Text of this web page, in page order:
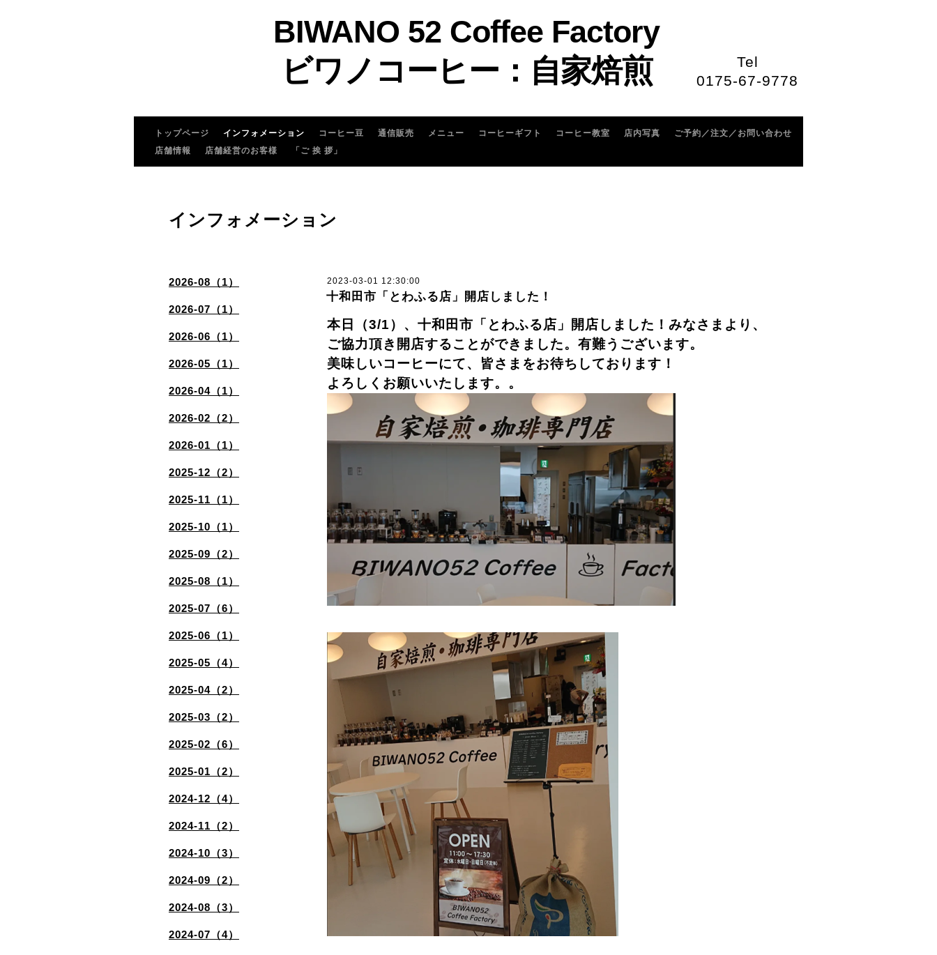
Tel
0175-67-9778
BIWANO 52 Coffee Factory
ビワノコーヒー：自家焙煎
トップページ インフォメーション コーヒー豆 通信販売 メニュー コーヒーギフト コーヒー教室 店内写真
ご予約／注文／お問い合わせ
店舗情報
店舗経営のお客様 「ご 挨 拶」
2026-08（1）
2026-07（1）
2026-06（1）
2026-05（1）
2026-04（1）
2026-02（2）
2026-01（1）
2025-12（2）
2025-11（1）
2025-10（1）
2025-09（2）
2025-08（1）
2025-07（6）
2025-06（1）
2025-05（4）
2025-04（2）
2025-03（2）
2025-02（6）
2025-01（2）
2024-12（4）
2024-11（2）
2024-10（3）
2024-09（2）
2024-08（3）
2024-07（4）
インフォメーション
2023-03-01 12:30:00
十和田市「とわふる店」開店しました！
本日（3/1）、十和田市「とわふる店」開店しました！みなさまより、
ご協力頂き開店することができました。有難うございます。
美味しいコーヒーにて、皆さまをお待ちしております！
よろしくお願いいたします。。